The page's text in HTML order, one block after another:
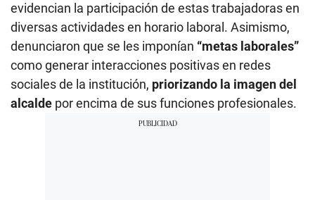
evidencian la participación de estas trabajadoras en
diversas actividades en horario laboral. Asimismo,
denunciaron que se les imponían “metas laborales”
como generar interacciones positivas en redes
sociales de la institución, priorizando la imagen del
alcalde por encima de sus funciones profesionales.